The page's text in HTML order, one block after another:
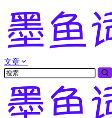
文章